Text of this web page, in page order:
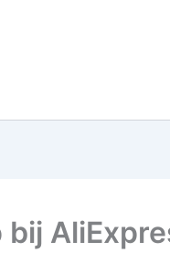
bij